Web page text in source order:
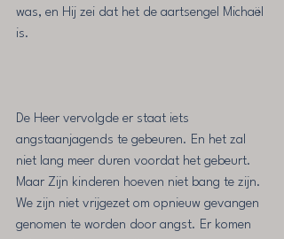
was, en Hij zei dat het de aartsengel Michaël
is.
De Heer vervolgde er staat iets
angstaanjagends te gebeuren. En het zal
niet lang meer duren voordat het gebeurt.
Maar Zijn kinderen hoeven niet bang te zijn.
We zijn niet vrijgezet om opnieuw gevangen
genomen te worden door angst. Er komen